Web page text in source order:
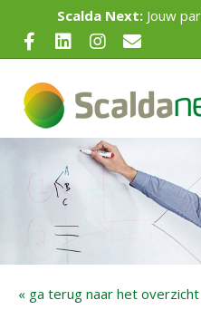
Scalda Next: Jouw
Facebook
LinkedinInstagram
Email
« ga terug naar het overzicht